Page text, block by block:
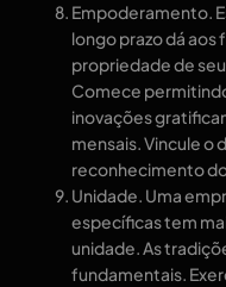
Empoderamento.
longo prazo dá aos
propriedade de
Comece
inovações
mensais. Vincule o
reconhecimento
Unidade. Uma
específicas tem
unidade. As
fundamentais.